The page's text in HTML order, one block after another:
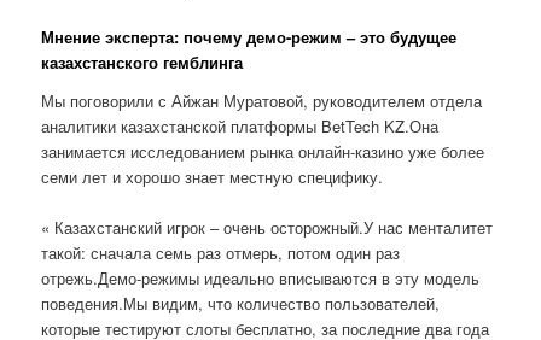
Мнение эксперта: почему демо-режим – это будущее
казахстанского гемблинга
Мы поговорили с Айжан Муратовой, руководителем отдела
аналитики казахстанской платформы BetTech KZ.Она
занимается исследованием рынка онлайн-казино уже более
семи лет и хорошо знает местную специфику.
« Казахстанский игрок – очень осторожный.У нас менталитет
такой: сначала семь раз отмерь, потом один раз
отрежь.Демо-режимы идеально вписываются в эту модель
поведения.Мы видим, что количество пользователей,
которые тестируют слоты бесплатно, за последние два года